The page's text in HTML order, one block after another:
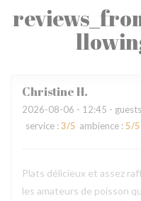
ChristineH
2026-08-06 - 12:45 -
service : 3/5 ambience : 5/5
Plats délicieux et assez
les amateurs de poisson